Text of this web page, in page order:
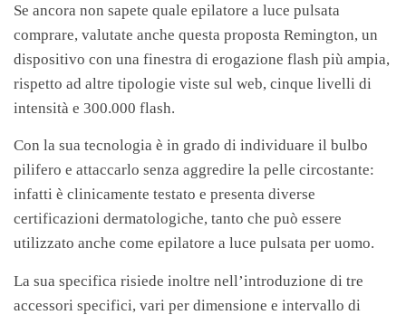
Se ancora non sapete quale epilatore a luce pulsata
comprare, valutate anche questa proposta Remington, un
dispositivo con una finestra di erogazione flash più ampia,
rispetto ad altre tipologie viste sul web, cinque livelli di
intensità e 300.000 flash.
Con la sua tecnologia è in grado di individuare il bulbo
pilifero e attaccarlo senza aggredire la pelle circostante:
infatti è clinicamente testato e presenta diverse
certificazioni dermatologiche, tanto che può essere
utilizzato anche come epilatore a luce pulsata per uomo.
La sua specifica risiede inoltre nell’introduzione di tre
accessori specifici, vari per dimensione e intervallo di